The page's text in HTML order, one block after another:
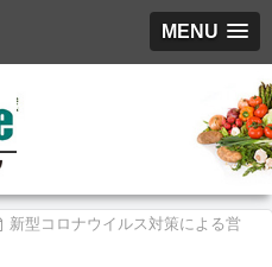
MENU
新型コロナウイルス対策による営